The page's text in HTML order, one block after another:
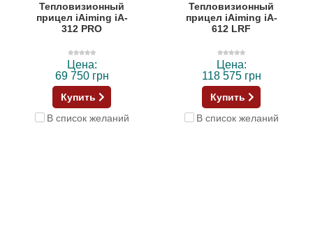
Тепловизионный
прицел iAiming iA-
312 PRO
Цена:
69 750 грн
Купить
В список желаний
Тепловизионный
прицел iAiming iA-
612 LRF
Цена:
118 575 грн
Купить
В список желаний